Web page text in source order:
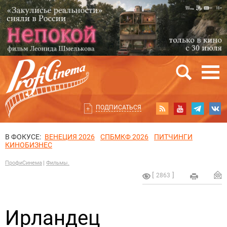
ПОДПИСАТЬСЯ
В ФОКУСЕ: ВЕНЕЦИЯ 2026 СПБМКФ 2026
ПИТЧИНГИ
КИНОБИЗНЕС
ПрофиСинема Фильмы.
2863
Ирландец